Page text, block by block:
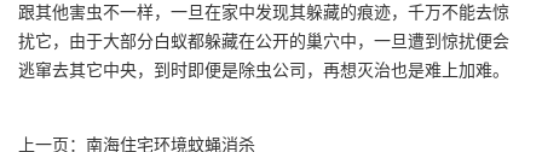
跟其他害虫不一样，一旦在家中发现其躲藏的痕迹，千万不能去惊
扰它，由于大部分白蚁都躲藏在公开的巢穴中，一旦遭到惊扰便会
逃窜去其它中央，到时即便是除虫公司，再想灭治也是难上加难。
上一页： 南海住宅环境蚊蝇消杀